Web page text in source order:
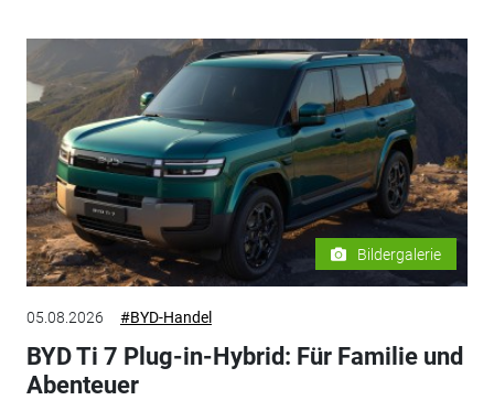
Bildergalerie
05.08.2026 #BYD-Handel
BYD Ti 7 Plug-in-Hybrid: Für Familie und
Abenteuer